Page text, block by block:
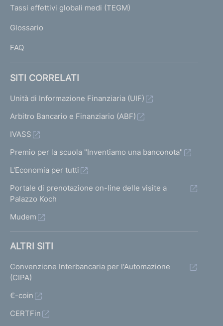
I
I
Tassi effettivi globali medi (TEGM)
Glossario
FAQ
SITI CORRELATI
Unità di Informazione Finanziaria (UIF)
Arbitro Bancario e Finanziario (ABF)
IVASS
Premio per la scuola "Inventiamo una banconota"
L'Economia per tutti
Portale di prenotazione on-line delle visite a
Palazzo Koch
Mudem
ALTRI SITI
Convenzione Interbancaria per l'Automazione
(CIPA)
€-coin
CERTFin